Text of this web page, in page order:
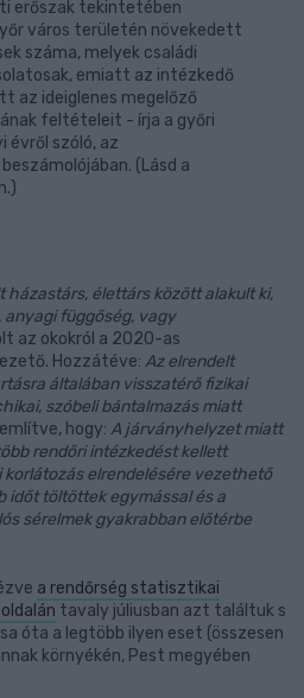
erőszak tekintetében
város területén növekedett
száma, melyek családi
emiatt az intézkedő
az ideiglenes megelőző
feltételeit - írja a győri
évről szóló, az
(Lásd a
élettárs között alakult ki,
függőség, vagy
az okokról a 2020-as
Hozzátéve: Az elrendelt
általában visszatérő fizikai
szóbeli bántalmazás miatt
hogy: A járványhelyzet miatt
rendőri intézkedést kellett
elrendelésére vezethető
időt töltöttek egymással és a
sérelmek gyakrabban előtérbe
a rendőrség statisztikai
tavaly júliusban azt találtuk s
óta a legtöbb ilyen eset (összesen
környékén, Pest megyében